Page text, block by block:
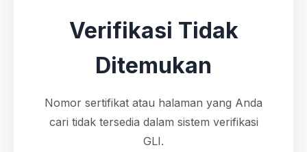
Verifikasi Tidak
Ditemukan
Nomor sertifikat atau halaman yang Anda
cari tidak tersedia dalam sistem verifikasi
GLI.